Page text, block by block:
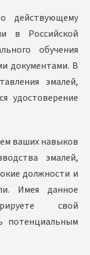
действующему
в Российской
обучения
документами. В
эмалей,
удостоверение
ваших навыков
эмалей,
должности и
Имея данное
свой
потенциальным